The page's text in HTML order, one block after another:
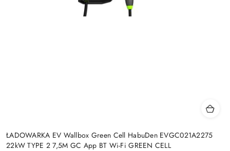
ŁADOWARKA EV Wallbox Green Cell HabuDen EVGC021A2275
22kW TYPE 2 7,5M GC App BT Wi-Fi GREEN CELL